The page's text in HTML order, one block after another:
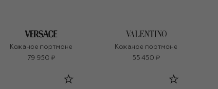
Кожаное портмоне
79 950 ₽
Кожаное портмоне
55 450 ₽